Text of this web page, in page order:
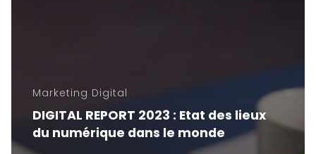
Marketing Digital
DIGITAL REPORT 2023 : Etat des lieux
du numérique dans le monde